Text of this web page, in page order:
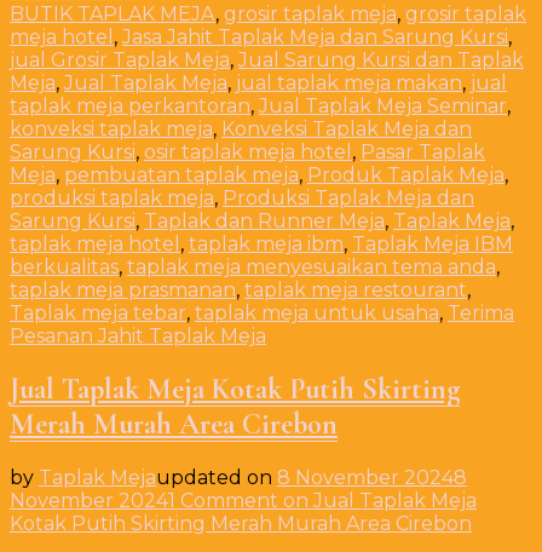
BUTIK TAPLAK MEJA, grosir taplak meja, grosir taplak
meja hotel ,Jasa Jahit Taplak Meja dan Sarung Kursi,
jual Grosir Taplak Meja,Jual Sarung Kursi dan Taplak
Meja,Jual Taplak Meja, jual taplak meja makan, jual
taplak meja perkantoran,Jual Taplak Meja Seminar,
konveksi taplak meja, Konveksi Taplak Meja dan
Sarung Kursi, osir taplak meja hotel , Pasar Taplak
Meja, pembuatan taplak meja, Produk Taplak Meja,
produksi taplak meja, Produksi Taplak Meja dan
Sarung Kursi, Taplak dan Runner Meja, Taplak Meja,
taplak meja hotel , taplak meja ibm, Taplak Meja IBM
berkualitas, taplak meja menyesuaikan tema anda,
taplak meja prasmanan, taplak meja restourant,
Taplak meja tebar, taplak meja untuk usaha, Terima
Pesanan Jahit Taplak Meja
Jual Taplak Meja Kotak Putih Skirting
Merah Murah Area Cirebon
by Taplak Mejaupdated on 8 November 20248
November 20241 Comment on Jual Taplak Meja
Kotak Putih Skirting Merah Murah Area Cirebon